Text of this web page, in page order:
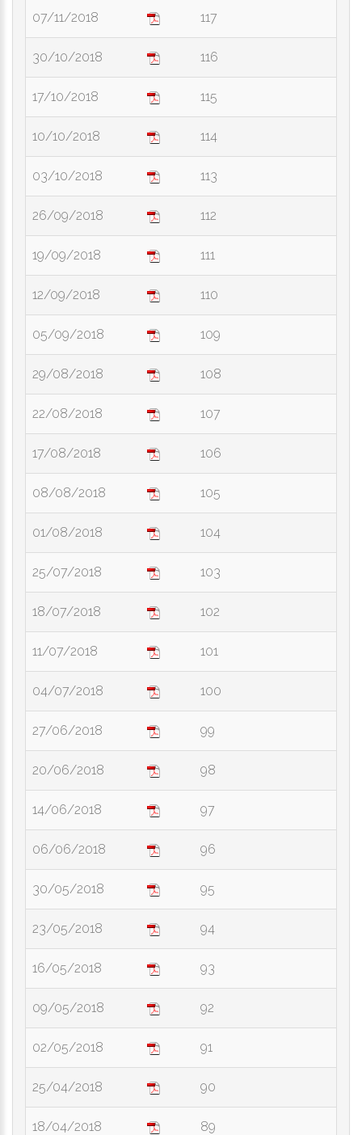
07/11/2018 117
30/10/2018 116
17/10/2018 115
10/10/2018 114
03/10/2018 113
26/09/2018 112
19/09/2018 111
12/09/2018 110
05/09/2018 109
29/08/2018 108
22/08/2018 107
17/08/2018 106
08/08/2018 105
01/08/2018 104
25/07/2018 103
18/07/2018 102
11/07/2018 101
04/07/2018 100
27/06/2018 99
20/06/2018 98
14/06/2018 97
06/06/2018 96
30/05/2018 95
23/05/2018 94
16/05/2018 93
09/05/2018 92
02/05/2018 91
25/04/2018 90
18/04/2018 89